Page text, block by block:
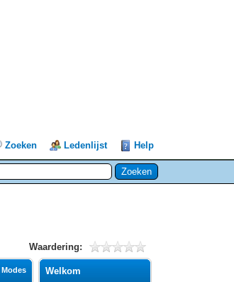
Zoeken Ledenlijst Help
Waardering:
Welkom